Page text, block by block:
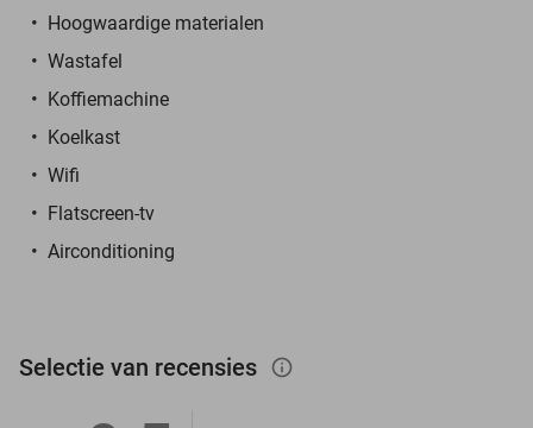
Hoogwaardige materialen
Wastafel
Koffiemachine
Koelkast
Wifi
Flatscreen-tv
Airconditioning
Selectie van recensies info_outlined